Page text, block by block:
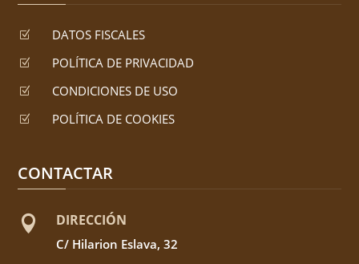
Z DATOS FISCALES
Z POLÍTICA DE PRIVACIDAD
Z CONDICIONES DE USO
Z POLÍTICA DE COOKIES
CONTACTAR
 DIRECCIÓN
C/ Hilarion Eslava, 32